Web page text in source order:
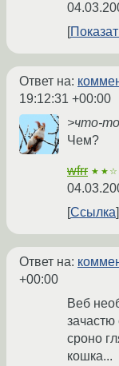
Ответ на:
19:12:31 +00:00
>что-то
Чем?
wfrr ★★☆
Ссылка
Ответ на:
+00:00
Веб
сроно
кошка...